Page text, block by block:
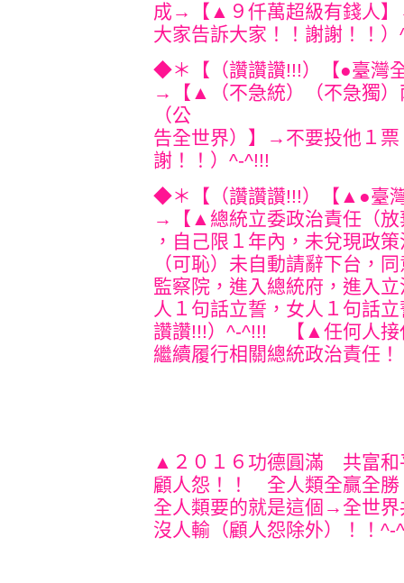
成→【▲９仟萬超級有錢人
大家告訴大家！！謝謝！！
◆＊【（讚讚讚!!!）【●臺灣
→【▲（不急統）（不急獨）
（公
告全世界）】→不要投他１
謝！！）^-^!!!
◆＊【（讚讚讚!!!）【▲●臺
→【▲總統立委政治責任（放
，自己限１年內，未兌現政
（可恥）未自動請辭下台，
監察院，進入總統府，進入
人１句話立誓，女人１句話
讚讚!!!）^-^!!! 【▲任何人接
繼續履行相關總統政治責任
▲２０１６功德圓滿 共富
顧人怨！！ 全人類全贏全
全人類要的就是這個→全世
沒人輸（顧人怨除外）！